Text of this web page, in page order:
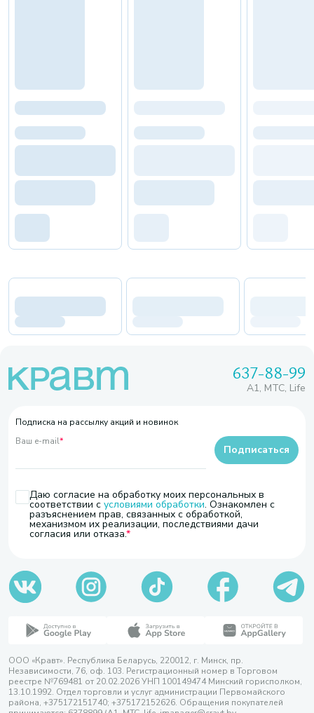
637-88-99
A1, МТС, Life
Подписка на рассылку акций и новинок
Ваш e-mail*
Даю согласие на обработку моих персональных в
соответствии с условиями обработки. Ознакомлен с
разъяснением прав, связанных с обработкой,
механизмом их реализации, последствиями дачи
согласия или отказа.
Подписаться
ООО «Кравт». Республика Беларусь, 220012, г. Минск, пр.
Независимости, 76, оф. 103. Регистрационный номер в Торговом
реестре №769481 от 20.02.2026 УНП 100149474 Минский горисполком,
13.10.1992. Отдел торговли и услуг администрации Первомайского
района, +375172151740; +375172152626. Обращения покупателей